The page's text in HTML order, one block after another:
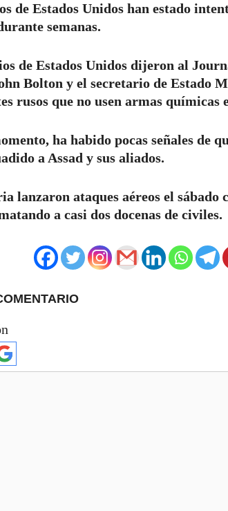
de Estados Unidos han estado
semanas.
de Estados Unidos dijeron al
Bolton y el secretario de Estado
rusos que no usen armas químicas
ha habido pocas señales de
a Assad y sus aliados.
lanzaron ataques aéreos el
a casi dos docenas de civiles.